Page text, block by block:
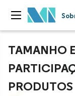
TAMANHO